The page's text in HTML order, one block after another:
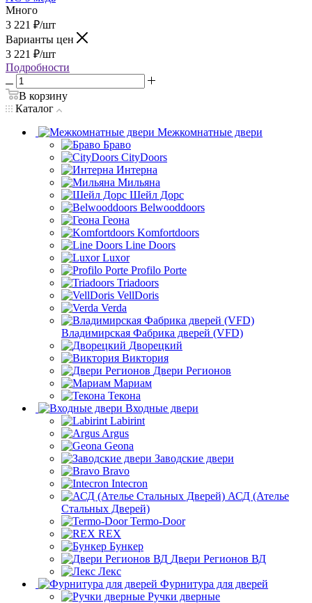
Много
3 221 ₽/шт
Варианты цен
3 221 ₽/шт
Подробности
В корзину
Каталог
Межкомнатные двери
Браво
CityDoors
Интерна
Мильяна
Шейл Дорс
Belwooddoors
Геона
Komfortdoors
Line Doors
Luxor
Profilo Porte
Triadoors
VellDoris
Verda
Владимирская Фабрика дверей (VFD)
Дворецкий
Виктория
Двери Регионов
Мариам
Текона
Входные двери
Labirint
Argus
Geona
Заводские двери
Bravo
Intecron
АСД (Ателье
Стальных Дверей)
Termo-Door
REX
Бункер
Двери Регионов ВД
Лекс
Фурнитура для дверей
Ручки дверные